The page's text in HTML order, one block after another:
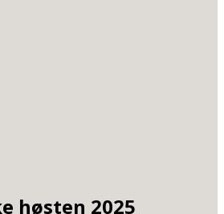
høsten 2025